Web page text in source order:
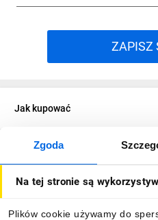
Zgoda
Na tej stronie są
Plików cookie używamy do
ZAPISZ
Jak kupować
O firmie